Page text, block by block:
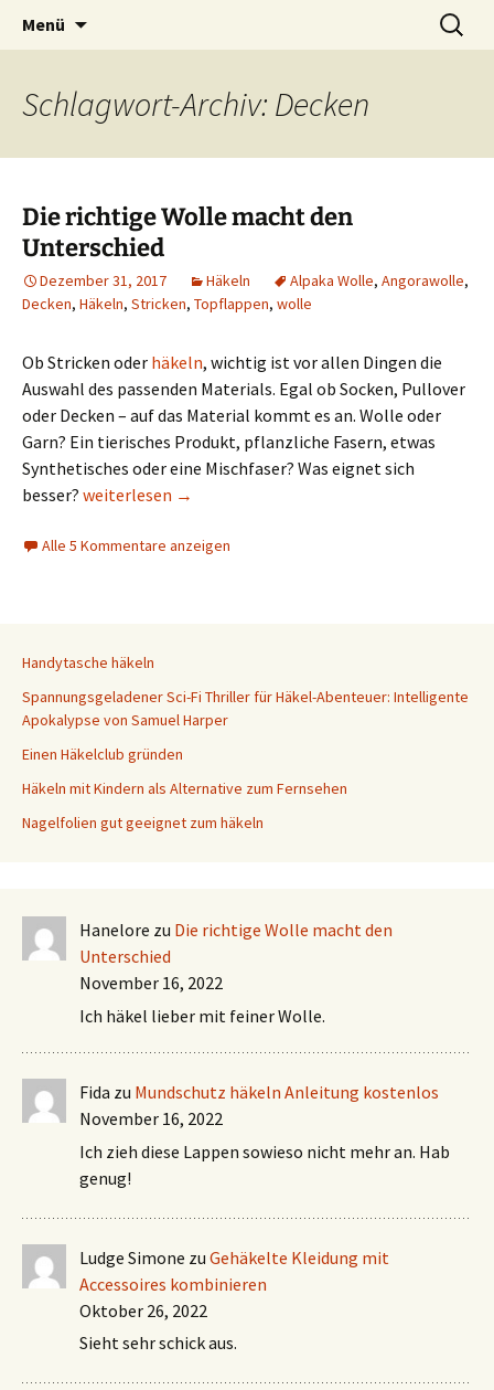
Häkeln
Zubehör und Tipps zum Häkeln
Menü
Suchen
nach:
Schlagwort-Archiv: Decken
Die richtige Wolle macht den
Unterschied
Dezember 31, 2017 Häkeln Alpaka Wolle, Angorawolle,
Decken, Häkeln, Stricken, Topflappen, wolle
Ob Stricken oder häkeln, wichtig ist vor allen Dingen die
Auswahl des passenden Materials. Egal ob Socken, Pullover
oder Decken – auf das Material kommt es an. Wolle oder
Garn? Ein tierisches Produkt, pflanzliche Fasern, etwas
Synthetisches oder eine Mischfaser? Was eignet sich
besser? Die richtige Wolle macht den Unterschied
weiterlesen →
Alle 5 Kommentare anzeigen
Handytasche häkeln
Spannungsgeladener Sci-Fi Thriller für Häkel-Abenteuer: Intelligente
Apokalypse von Samuel Harper
Einen Häkelclub gründen
Häkeln mit Kindern als Alternative zum Fernsehen
Nagelfolien gut geeignet zum häkeln
Hanelore zu Die richtige Wolle macht den
Unterschied
November 16, 2022
Ich häkel lieber mit feiner Wolle.
Fida zu Mundschutz häkeln Anleitung kostenlos
November 16, 2022
Ich zieh diese Lappen sowieso nicht mehr an. Hab
genug!
Ludge Simone zu Gehäkelte Kleidung mit
Accessoires kombinieren
Oktober 26, 2022
Sieht sehr schick aus.